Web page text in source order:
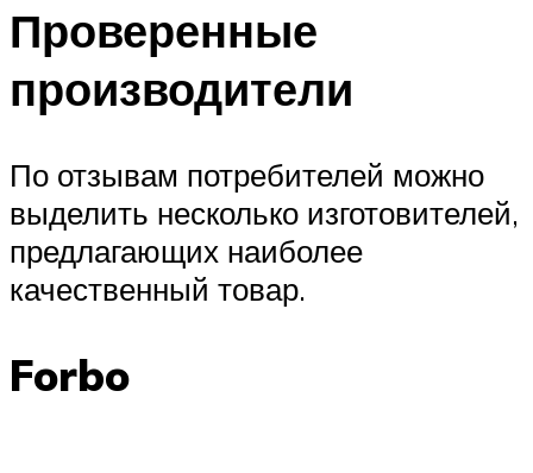
Проверенные
производители
По отзывам потребителей можно
выделить несколько изготовителей,
предлагающих наиболее
качественный товар.
Forbo